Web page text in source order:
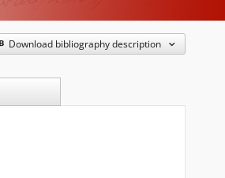
Download bibliography description